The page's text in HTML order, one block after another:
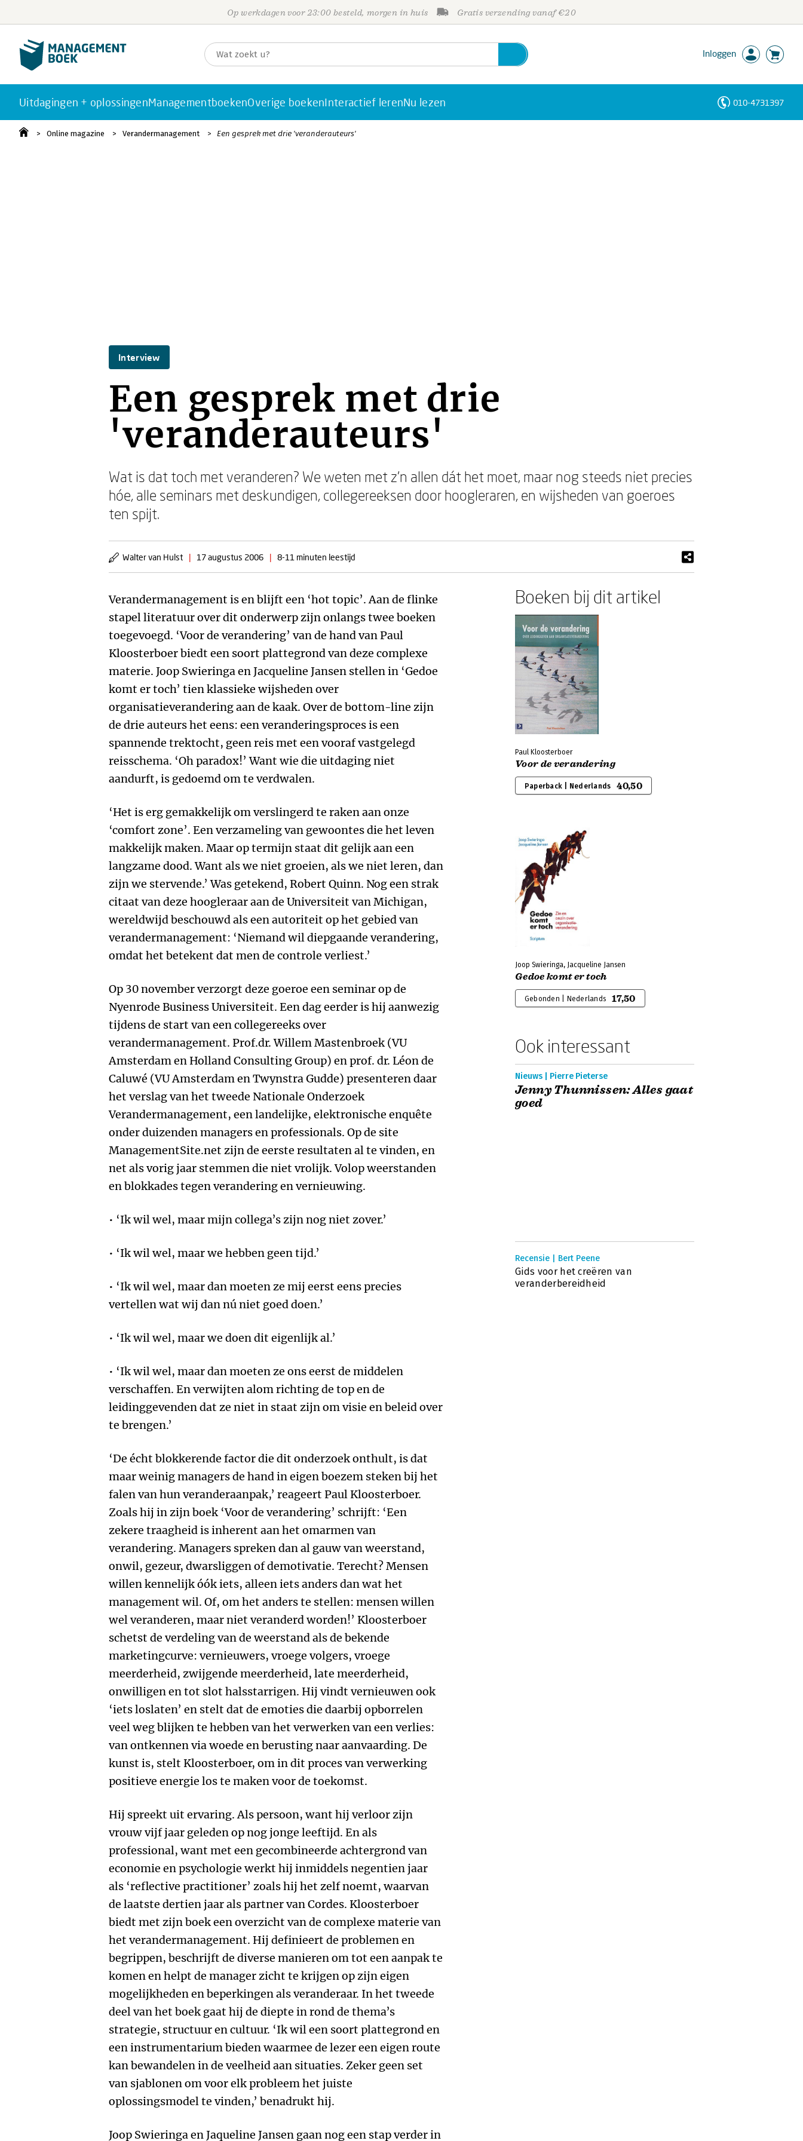
Op werkdagen voor 23:00 besteld, morgen in huis Gratis verzending vanaf €20
Inloggen
Uitdagingen + oplossingenManagementboekenOverige boekenInteractief lerenNu lezen 010-4731397
Online magazine Verandermanagement Een gesprek met drie 'veranderauteurs'
Interview
Een gesprek met drie
'veranderauteurs'
Wat is dat toch met veranderen? We weten met z’n allen dát het moet, maar nog steeds niet precies
hóe, alle seminars met deskundigen, collegereeksen door hoogleraren, en wijsheden van goeroes
ten spijt.
Walter van Hulst | 17 augustus 2006 | 8-11 minuten leestijd
Verandermanagement is en blijft een ‘hot topic’. Aan de flinke
stapel literatuur over dit onderwerp zijn onlangs twee boeken
toegevoegd. ‘Voor de verandering’ van de hand van Paul
Kloosterboer biedt een soort plattegrond van deze complexe
materie. Joop Swieringa en Jacqueline Jansen stellen in ‘Gedoe
komt er toch’ tien klassieke wijsheden over
organisatieverandering aan de kaak. Over de bottom-line zijn
de drie auteurs het eens: een veranderingsproces is een
spannende trektocht, geen reis met een vooraf vastgelegd
reisschema. ‘Oh paradox!’ Want wie die uitdaging niet
aandurft, is gedoemd om te verdwalen.
‘Het is erg gemakkelijk om verslingerd te raken aan onze
‘comfort zone’. Een verzameling van gewoontes die het leven
makkelijk maken. Maar op termijn staat dit gelijk aan een
langzame dood. Want als we niet groeien, als we niet leren, dan
zijn we stervende.’ Was getekend, Robert Quinn. Nog een strak
citaat van deze hoogleraar aan de Universiteit van Michigan,
wereldwijd beschouwd als een autoriteit op het gebied van
verandermanagement: ‘Niemand wil diepgaande verandering,
omdat het betekent dat men de controle verliest.’
Op 30 november verzorgt deze goeroe een seminar op de
Nyenrode Business Universiteit. Een dag eerder is hij aanwezig
tijdens de start van een collegereeks over
verandermanagement. Prof.dr. Willem Mastenbroek (VU
Amsterdam en Holland Consulting Group) en prof. dr. Léon de
Caluwé (VU Amsterdam en Twynstra Gudde) presenteren daar
het verslag van het tweede Nationale Onderzoek
Verandermanagement, een landelijke, elektronische enquête
onder duizenden managers en professionals. Op de site
ManagementSite.net zijn de eerste resultaten al te vinden, en
net als vorig jaar stemmen die niet vrolijk. Volop weerstanden
en blokkades tegen verandering en vernieuwing.
• ‘Ik wil wel, maar mijn collega’s zijn nog niet zover.’
• ‘Ik wil wel, maar we hebben geen tijd.’
• ‘Ik wil wel, maar dan moeten ze mij eerst eens precies
vertellen wat wij dan nú niet goed doen.’
• ‘Ik wil wel, maar we doen dit eigenlijk al.’
• ‘Ik wil wel, maar dan moeten ze ons eerst de middelen
verschaffen. En verwijten alom richting de top en de
leidinggevenden dat ze niet in staat zijn om visie en beleid over
te brengen.’
‘De écht blokkerende factor die dit onderzoek onthult, is dat
maar weinig managers de hand in eigen boezem steken bij het
falen van hun veranderaanpak,’ reageert Paul Kloosterboer.
Zoals hij in zijn boek ‘Voor de verandering’ schrijft: ‘Een
zekere traagheid is inherent aan het omarmen van
verandering. Managers spreken dan al gauw van weerstand,
onwil, gezeur, dwarsliggen of demotivatie. Terecht? Mensen
willen kennelijk óók iets, alleen iets anders dan wat het
management wil. Of, om het anders te stellen: mensen willen
wel veranderen, maar niet veranderd worden!’ Kloosterboer
schetst de verdeling van de weerstand als de bekende
marketingcurve: vernieuwers, vroege volgers, vroege
meerderheid, zwijgende meerderheid, late meerderheid,
onwilligen en tot slot halsstarrigen. Hij vindt vernieuwen ook
‘iets loslaten’ en stelt dat de emoties die daarbij opborrelen
veel weg blijken te hebben van het verwerken van een verlies:
van ontkennen via woede en berusting naar aanvaarding. De
kunst is, stelt Kloosterboer, om in dit proces van verwerking
positieve energie los te maken voor de toekomst.
Hij spreekt uit ervaring. Als persoon, want hij verloor zijn
vrouw vijf jaar geleden op nog jonge leeftijd. En als
professional, want met een gecombineerde achtergrond van
economie en psychologie werkt hij inmiddels negentien jaar
als ‘reflective practitioner’ zoals hij het zelf noemt, waarvan
de laatste dertien jaar als partner van Cordes. Kloosterboer
biedt met zijn boek een overzicht van de complexe materie van
het verandermanagement. Hij definieert de problemen en
begrippen, beschrijft de diverse manieren om tot een aanpak te
komen en helpt de manager zicht te krijgen op zijn eigen
mogelijkheden en beperkingen als veranderaar. In het tweede
deel van het boek gaat hij de diepte in rond de thema’s
strategie, structuur en cultuur. ‘Ik wil een soort plattegrond en
een instrumentarium bieden waarmee de lezer een eigen route
kan bewandelen in de veelheid aan situaties. Zeker geen set
van sjablonen om voor elk probleem het juiste
oplossingsmodel te vinden,’ benadrukt hij.
Joop Swieringa en Jaqueline Jansen gaan nog een stap verder in
Boeken bij dit artikel
Paul Kloosterboer
Voor de verandering
Paperback | Nederlands 40,50
Joop Swieringa, Jacqueline Jansen
Gedoe komt er toch
Gebonden | Nederlands 17,50
Ook interessant
Nieuws | Pierre Pieterse
Jenny Thunnissen: Alles gaat
goed
Recensie | Bert Peene
Gids voor het creëren van
veranderbereidheid
Personen